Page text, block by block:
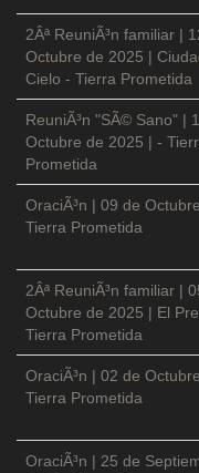
2Âª ReuniÃ³n familiar |
Octubre de 2025 |
Cielo - Tierra Prometida
ReuniÃ³n "SÃ© Sano" |
Octubre de 2025 | -
Prometida
OraciÃ³n | 09 de
Tierra Prometida
2Âª ReuniÃ³n familiar |
Octubre de 2025 | El
Tierra Prometida
OraciÃ³n | 02 de
Tierra Prometida
OraciÃ³n | 25 de